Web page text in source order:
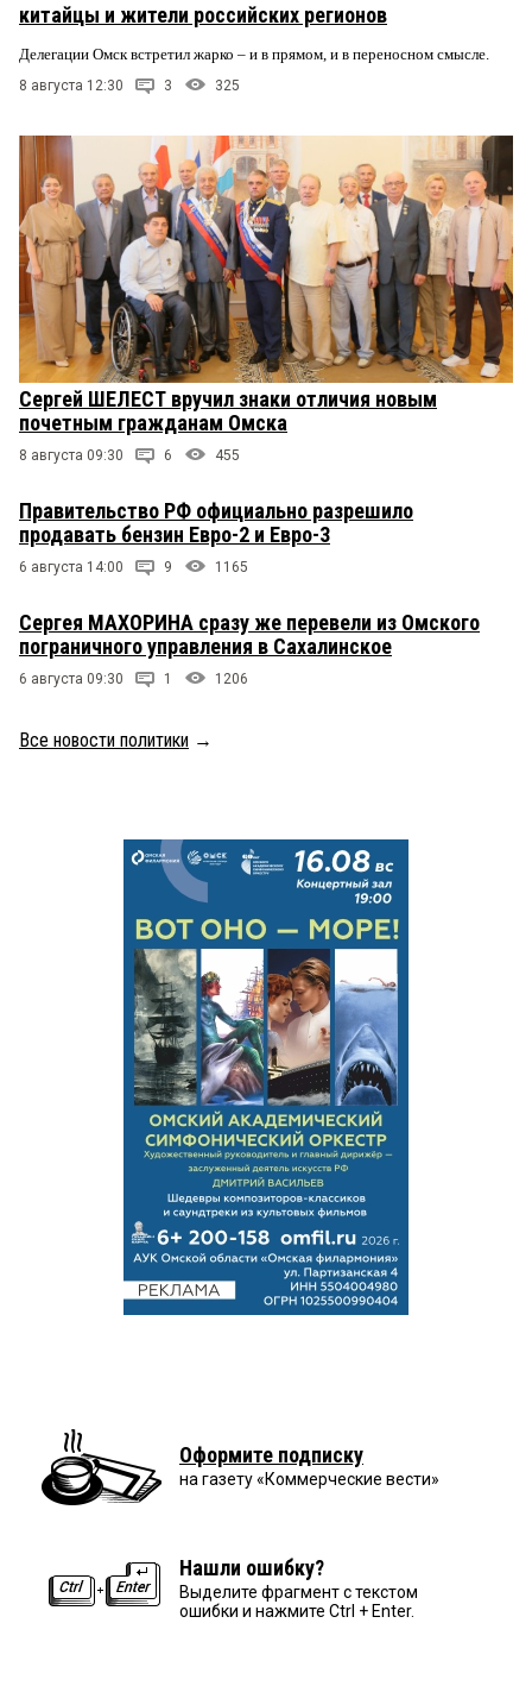
китайцы и жители российских регионов
Делегации Омск встретил жарко – и в прямом, и в переносном смысле.
8 августа 12:30 3 325
Сергей ШЕЛЕСТ вручил знаки отличия новым
почетным гражданам Омска
8 августа 09:30 6 455
Правительство РФ официально разрешило
продавать бензин Евро-2 и Евро-3
6 августа 14:00 9 1165
Сергея МАХОРИНА сразу же перевели из Омского
пограничного управления в Сахалинское
6 августа 09:30 1 1206
Все новости политики →
Оформите подписку
на газету «Коммерческие вести»
Нашли ошибку?
Выделите фрагмент с текстом
ошибки и нажмите Ctrl + Enter.